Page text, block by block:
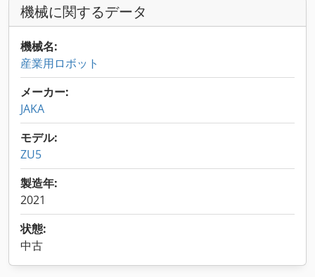
機械に関するデータ
機械名:
産業用ロボット
メーカー:
JAKA
モデル:
ZU5
製造年:
2021
状態:
中古